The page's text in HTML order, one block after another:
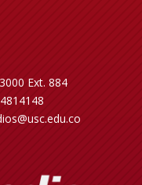
Ext. 884